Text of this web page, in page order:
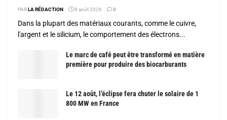
PARLA RÉDACTION 8 août 2026 0
Dans la plupart des matériaux courants, comme le cuivre,
l'argent et le silicium, le comportement des électrons...
Le marc de café peut être transformé en matière
première pour produire des biocarburants
Le 12 août, l’éclipse fera chuter le solaire de 1
800 MW en France